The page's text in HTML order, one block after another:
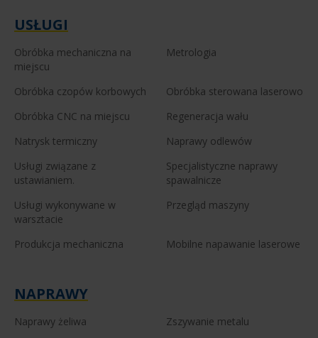
USŁUGI
Obróbka mechaniczna na
miejscu
Metrologia
Obróbka czopów korbowych
Obróbka sterowana laserowo
Obróbka CNC na miejscu
Regeneracja wału
Natrysk termiczny
Naprawy odlewów
Usługi związane z
ustawianiem.
Specjalistyczne naprawy
spawalnicze
Usługi wykonywane w
warsztacie
Przegląd maszyny
Produkcja mechaniczna Mobilne napawanie laserowe
NAPRAWY
Naprawy żeliwa
Zszywanie metalu